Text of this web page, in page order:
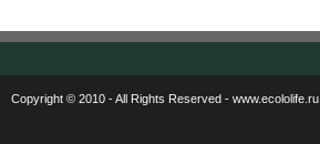
Copyright © 2010 - All Rights Reserved - www.ecololife.ru